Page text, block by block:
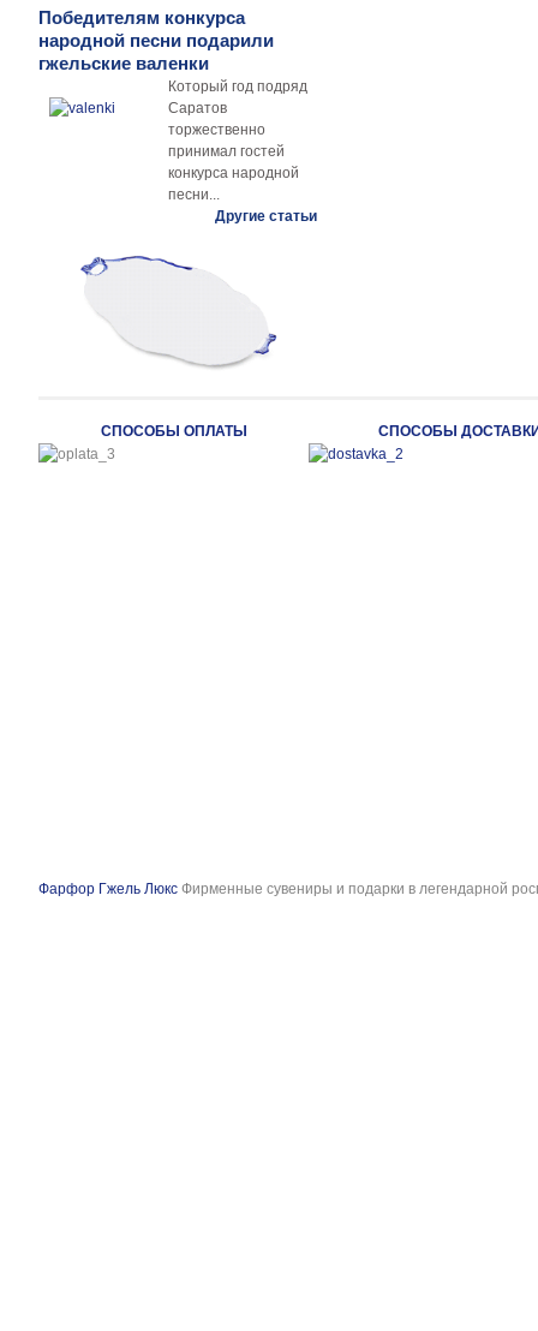
Победителям конкурса
народной песни подарили
гжельские валенки
Который год подряд
Саратов
торжественно
принимал гостей
конкурса народной
песни...
Другие статьи
СПОСОБЫ ОПЛАТЫ СПОСОБЫ
Фарфор Гжель Люкс Фирменные сувениры и подарки в легендарной